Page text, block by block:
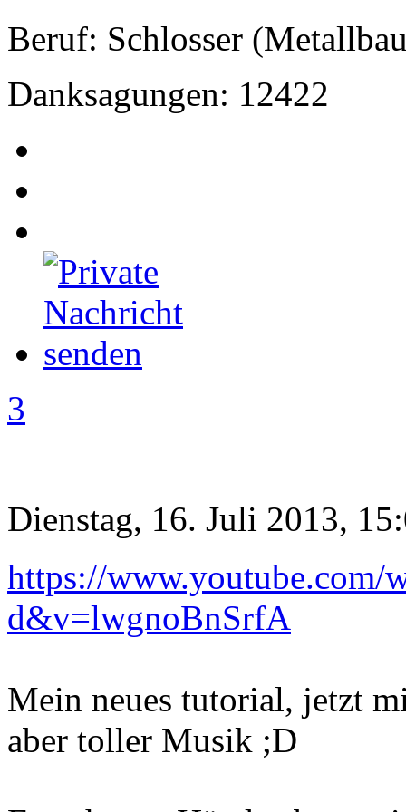
Beruf: Schlosser
Danksagungen: 12422
3
Dienstag, 16. Juli 2013,
https://www.youtube.com/
d&v=lwgnoBnSrfA
Mein neues tutorial, jetzt
aber toller Musik ;D